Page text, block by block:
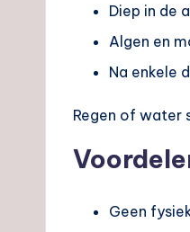
Diep in de
Algen en
Na enkele
Regen of water
Geen